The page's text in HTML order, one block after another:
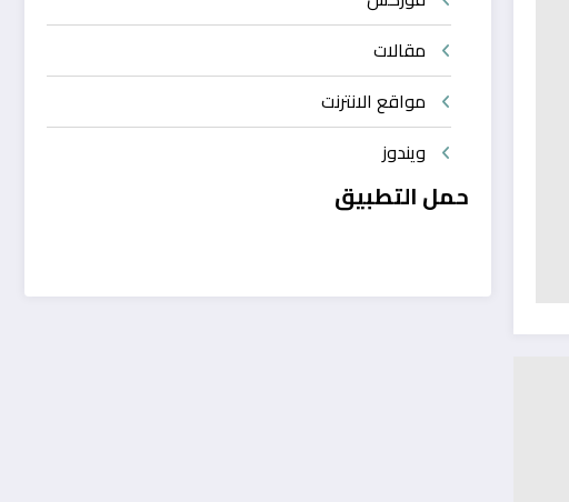
مقالات
مواقع الانترنت
ويندوز
حمل التطبيق